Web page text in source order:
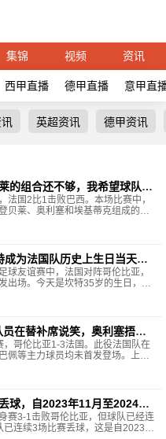
集锦 视频 资讯
西甲直播 德甲直播 意甲直
英超资讯 德甲资讯
的组合还不够，我希望球队战
法国2比1击败巴西。本场比赛中，
贝莱、奥利塞和埃基蒂克组成的进
奏效了，四名首发球员都参
为法国队历史上生日当天出
球友谊赛中，法国对阵哥伦比亚，
出场。今天是坎特35岁的生日，他
当天出战的最年长球员，超
在替补席说笑，奥利塞捂脸
哥伦比亚1-3法国。此役法国队在
佩等主力球员均未首发登场。上半
替补席，登贝莱、姆巴佩
球，自2023年11月至2024年
赛3-1击败哥伦比亚，但球队已经连
已连续3场比赛丢球，这是自2023年